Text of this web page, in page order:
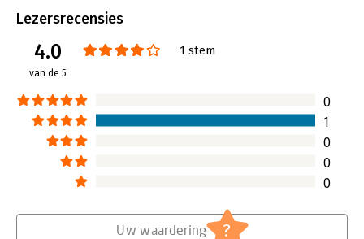
Lezersrecensies
4.0
van de 5
1 stem
0
1
0
0
0
Uw waardering ?